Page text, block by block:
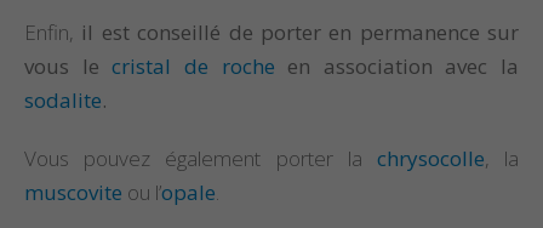
Enfin, il est conseillé de porter en permanence sur
vous lecristal de roche en association avec la
sodalite.
Vous pouvez également porter la chrysocolle, la
muscovite ou l’opale.